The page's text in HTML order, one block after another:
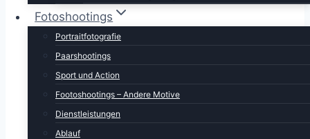
Fotoshootings
Portraitfotografie
Paarshootings
Sport und Action
Footoshootings – Andere Motive
Dienstleistungen
Ablauf